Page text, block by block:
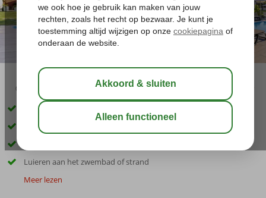
02:45
Only Adult hotel: min. leeftijd 18 jaar
Strand op ca. 400 meter
Luieren aan het zwembad of strand
Meer lezen